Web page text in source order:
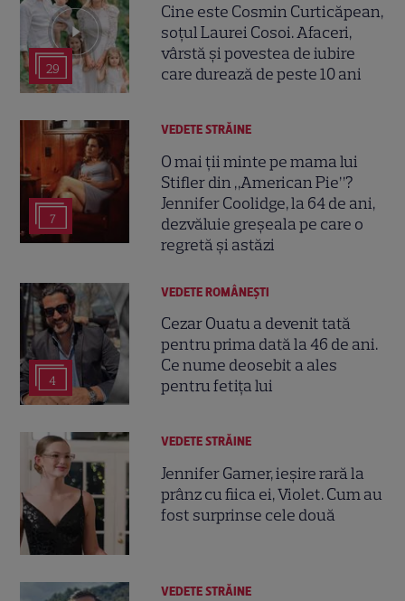
29
Cine este Cosmin Curticăpean,
soțul Laurei Cosoi. Afaceri,
vârstă și povestea de iubire
care durează de peste 10 ani
7
VEDETE STRĂINE
O mai ții minte pe mama lui
Stifler din „American Pie”?
Jennifer Coolidge, la 64 de ani,
dezvăluie greșeala pe care o
regretă și astăzi
4
VEDETE ROMÂNEŞTI
Cezar Ouatu a devenit tată
pentru prima dată la 46 de ani.
Ce nume deosebit a ales
pentru fetița lui
VEDETE STRĂINE
Jennifer Garner, ieșire rară la
prânz cu fiica ei, Violet. Cum au
fost surprinse cele două
VEDETE STRĂINE